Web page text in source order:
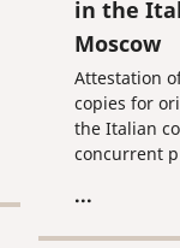
in the
Moscow
Attestation
copies for
the Italian
concurrent
translation.
...